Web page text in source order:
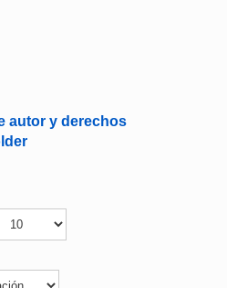
autor y derechos